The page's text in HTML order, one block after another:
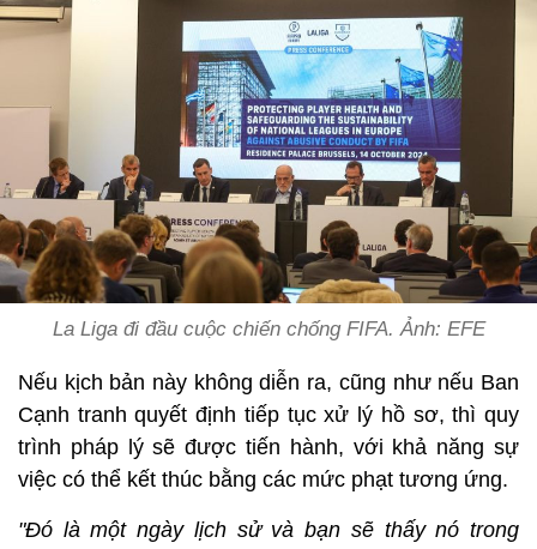
La Liga đi đầu cuộc chiến chống FIFA. Ảnh: EFE
Nếu kịch bản này không diễn ra, cũng như nếu Ban
Cạnh tranh quyết định tiếp tục xử lý hồ sơ, thì quy
trình pháp lý sẽ được tiến hành, với khả năng sự
việc có thể kết thúc bằng các mức phạt tương ứng.
"Đó là một ngày lịch sử và bạn sẽ thấy nó trong